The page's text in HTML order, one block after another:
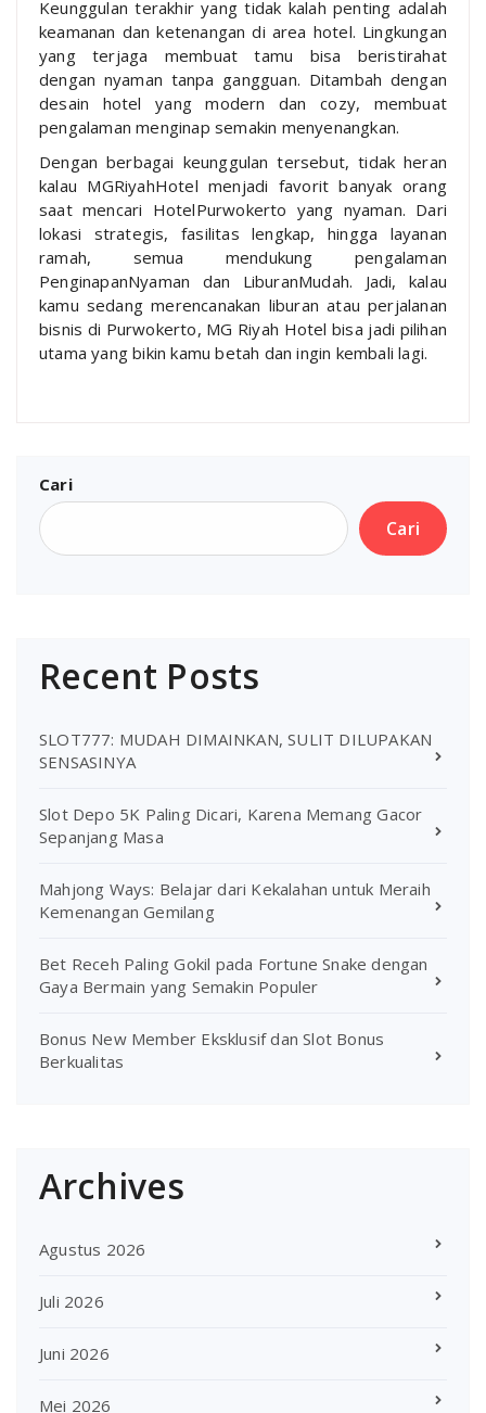
Keunggulan terakhir yang tidak kalah penting adalah
keamanan dan ketenangan di area hotel. Lingkungan
yang terjaga membuat tamu bisa beristirahat
dengan nyaman tanpa gangguan. Ditambah dengan
desain hotel yang modern dan cozy, membuat
pengalaman menginap semakin menyenangkan.
Dengan berbagai keunggulan tersebut, tidak heran
kalau MGRiyahHotel menjadi favorit banyak orang
saat mencari HotelPurwokerto yang nyaman. Dari
lokasi strategis, fasilitas lengkap, hingga layanan
ramah, semua mendukung pengalaman
PenginapanNyaman dan LiburanMudah. Jadi, kalau
kamu sedang merencanakan liburan atau perjalanan
bisnis di Purwokerto, MG Riyah Hotel bisa jadi pilihan
utama yang bikin kamu betah dan ingin kembali lagi.
Cari
Cari
Recent Posts
SLOT777: MUDAH DIMAINKAN, SULIT DILUPAKAN
SENSASINYA
Slot Depo 5K Paling Dicari, Karena Memang Gacor
Sepanjang Masa
Mahjong Ways: Belajar dari Kekalahan untuk Meraih
Kemenangan Gemilang
Bet Receh Paling Gokil pada Fortune Snake dengan
Gaya Bermain yang Semakin Populer
Bonus New Member Eksklusif dan Slot Bonus
Berkualitas
Archives
Agustus 2026
Juli 2026
Juni 2026
Mei 2026